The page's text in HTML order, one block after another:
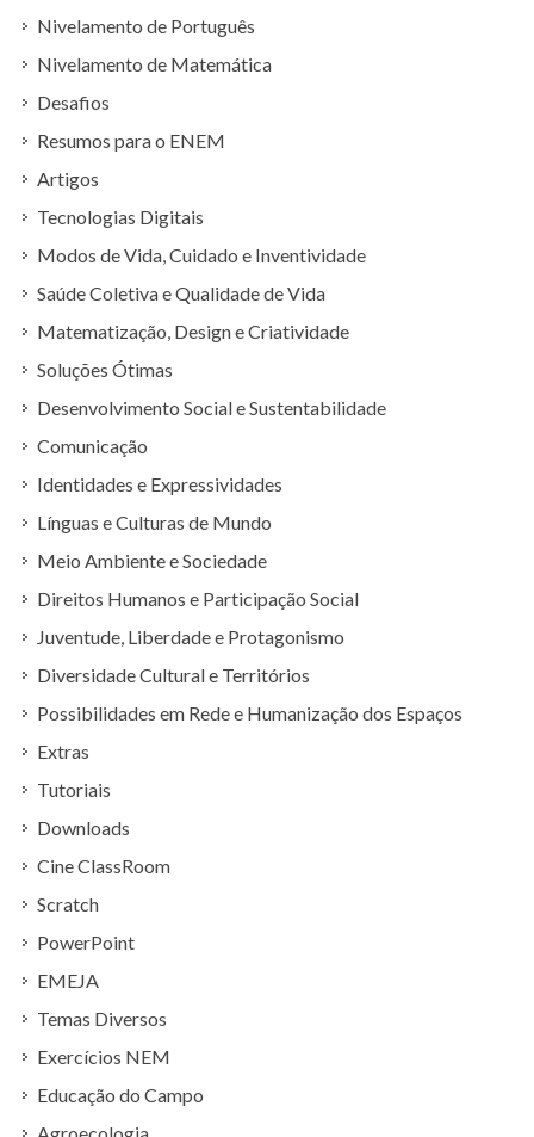
Nivelamento de Português
Nivelamento de Matemática
Desafios
Resumos para o ENEM
Artigos
Tecnologias Digitais
Modos de Vida, Cuidado e Inventividade
Saúde Coletiva e Qualidade de Vida
Matematização, Design e Criatividade
Soluções Ótimas
Desenvolvimento Social e Sustentabilidade
Comunicação
Identidades e Expressividades
Línguas e Culturas de Mundo
Meio Ambiente e Sociedade
Direitos Humanos e Participação Social
Juventude, Liberdade e Protagonismo
Diversidade Cultural e Territórios
Possibilidades em Rede e Humanização dos Espaços
Extras
Tutoriais
Downloads
Cine ClassRoom
Scratch
PowerPoint
EMEJA
Temas Diversos
Exercícios NEM
Educação do Campo